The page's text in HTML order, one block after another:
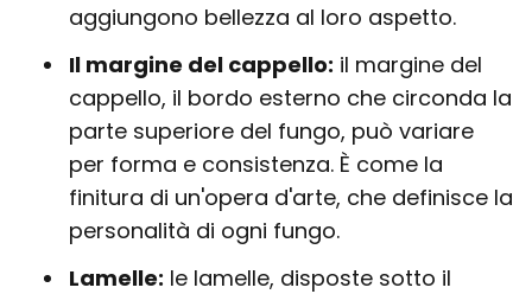
aggiungono bellezza al loro aspetto.
Il margine del cappello: il margine del
cappello, il bordo esterno che circonda la
parte superiore del fungo, può variare
per forma e consistenza. È come la
finitura di un'opera d'arte, che definisce la
personalità di ogni fungo.
Lamelle: le lamelle, disposte sotto il